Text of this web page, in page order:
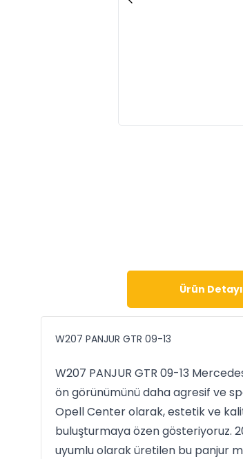
Ürün Detayı
W207 PANJUR GTR 09-13
W207 PANJUR GTR 09-13
ön görünümünü daha agresif ve
Opell Center olarak, estetik ve
buluşturmaya özen gösteriyoruz.
uyumlu olarak üretilen bu panjur